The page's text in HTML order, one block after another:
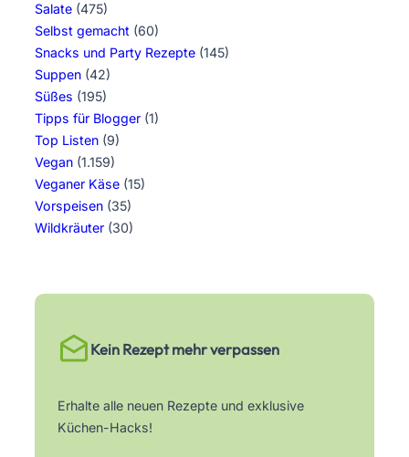
Salate (475)
Selbst gemacht (60)
Snacks und Party Rezepte (145)
Suppen (42)
Süßes (195)
Tipps für Blogger (1)
Top Listen (9)
Vegan (1.159)
Veganer Käse (15)
Vorspeisen (35)
Wildkräuter (30)
Kein Rezept mehr verpassen
Erhalte alle neuen Rezepte und exklusive
Küchen-Hacks!